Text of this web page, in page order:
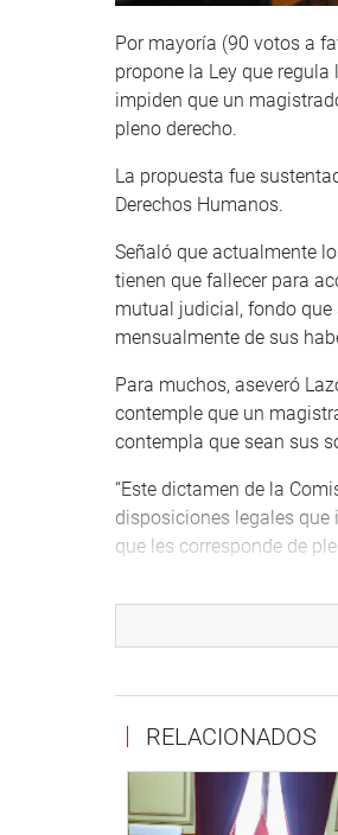
Por mayoría (90 votos a
propone la Ley que
impiden que un
pleno derecho.
La propuesta fue
Derechos Humanos.
Señaló que actualmente
tienen que fallecer para
mutual judicial, fondo
mensualmente de sus
Para muchos, aseveró
contemple que un
contempla que sean sus
“Este dictamen de la
disposiciones legales
que les corresponde de
por el Tribunal
aprobar una fórmula legal
Dijo que el dictamen
por sus estatutos y
RELACIONADOS